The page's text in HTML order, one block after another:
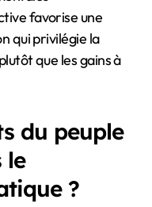
favorise une
qui privilégie la
que les gains à
du peuple
le
?